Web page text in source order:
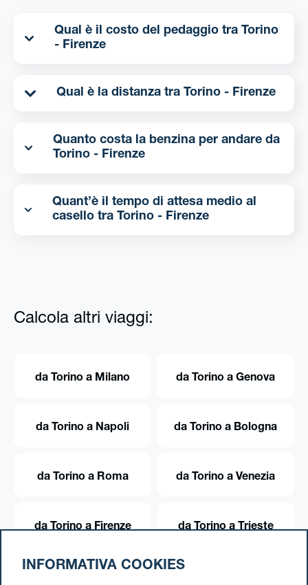
Qual è il costo del pedaggio tra Torino
- Firenze
Qual è la distanza tra Torino - Firenze
Quanto costa la benzina per andare da
Torino - Firenze
Quant’è il tempo di attesa medio al
casello tra Torino - Firenze
Calcola altri viaggi:
da Torino a Milano da Torino a Genova
da Torino a Napoli da Torino a Bologna
da Torino a Roma da Torino a Venezia
da Torino a Firenze da Torino a Trieste
INFORMATIVA COOKIES